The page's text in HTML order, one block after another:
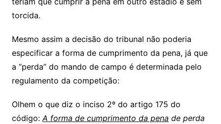
torcida.
Mesmo assim a decisão do tribunal não poderia
especificar a forma de cumprimento da pena, já que
a “perda” do mando de campo é determinada pelo
regulamento da competição:
Olhem o que diz o inciso 2º do artigo 175 do
código:A forma de cumprimento da pena de perda